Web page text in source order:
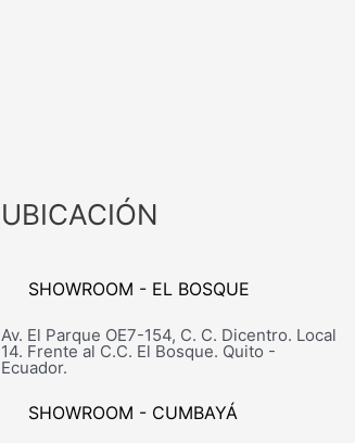
UBICACIÓN
SHOWROOM - EL BOSQUE
Av. El Parque OE7-154, C. C. Dicentro. Local
14. Frente al C.C. El Bosque. Quito -
Ecuador.
SHOWROOM - CUMBAYÁ